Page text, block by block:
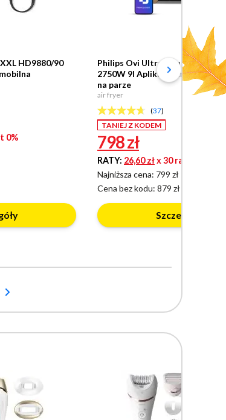
HD9880/90
0%
Philips Ovi Ultra Dual Basket
2750W 9l Aplikacja mobilna
na parze
air fryer
(37)
TANIEJ Z KODEM
798zł
RATY: 26,60 złx 30 rat 0%
Najniższa cena: 799 zł
Cena bez kodu: 879 zł
Szczegóły